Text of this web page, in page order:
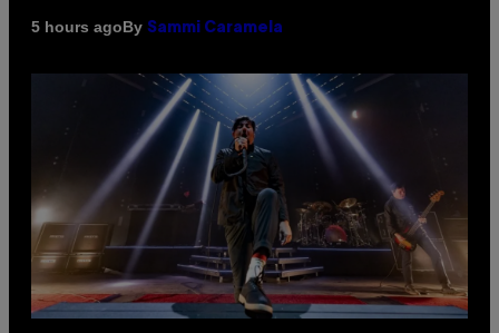
5 hours agoBy Sammi Caramela